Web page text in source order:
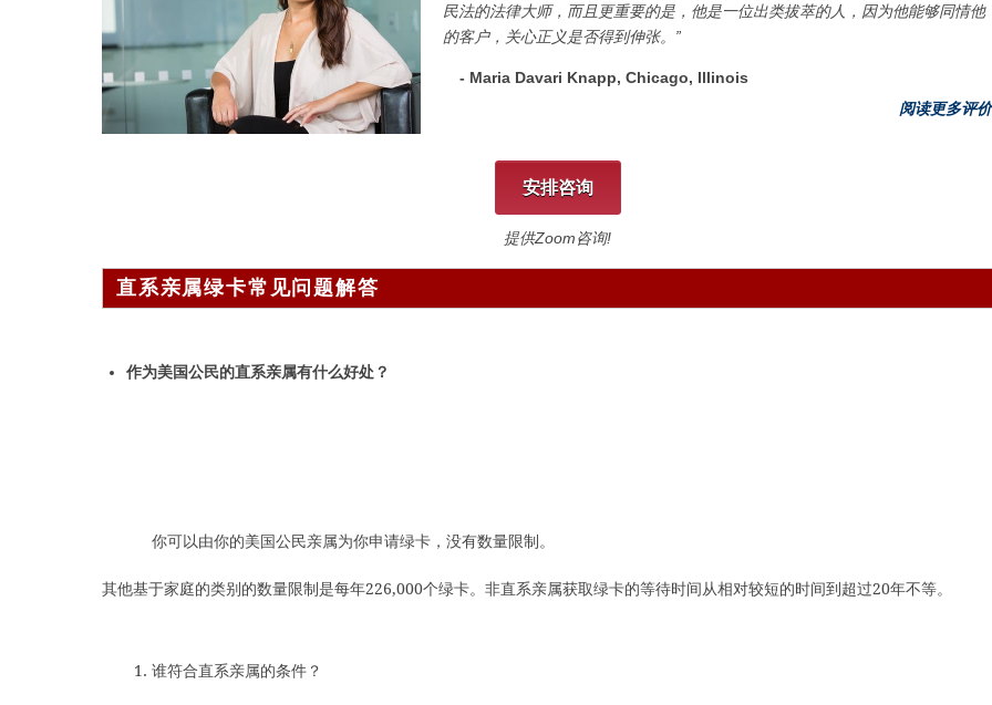
民法的法律大师，而且更重要的是，他是一位出类拔萃的人，因为他能够同情他
的客户，关心正义是否得到伸张。”
- Maria Davari Knapp, Chicago, Illinois
阅读更多评价
安排咨询
提供Zoom咨询!
直系亲属绿卡常见问题解答
作为美国公民的直系亲属有什么好处？
你可以由你的美国公民亲属为你申请绿卡，没有数量限制。
其他基于家庭的类别的数量限制是每年226,000个绿卡。非直系亲属获取绿卡的等待时间从相对较短的时间到超过20年不等。
谁符合直系亲属的条件？